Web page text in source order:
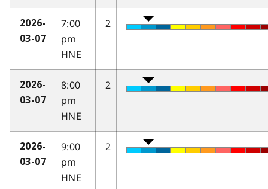
2026-
03-07
7:00
pm
HNE
2
2026-
03-07
8:00
pm
HNE
2
2026-
03-07
9:00
pm
HNE
2